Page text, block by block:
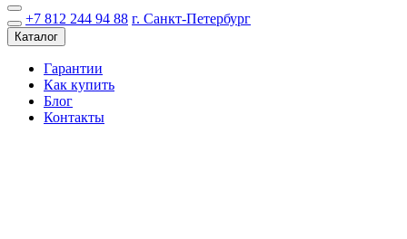
+7 812 244 94 88 г. Санкт-Петербург
Каталог
Гарантии
Как купить
Блог
Контакты